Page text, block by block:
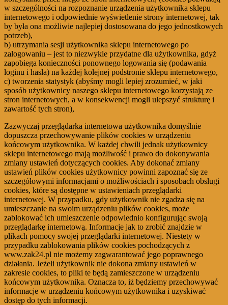
w szczególności na rozpoznanie urządzenia użytkownika sklepu
internetowego i odpowiednie wyświetlenie strony internetowej, tak
by była ona możliwie najlepiej dostosowana do jego jednostkowych
potrzeb),
b) utrzymania sesji użytkownika sklepu internetowego po
zalogowaniu – jest to niezwykle przydatne dla użytkownika, gdyż
zapobiega konieczności ponownego logowania się (podawania
loginu i hasła) na każdej kolejnej podstronie sklepu internetowego,
c) tworzenia statystyk (abyśmy mogli lepiej zrozumieć, w jaki
sposób użytkownicy naszego sklepu internetowego korzystają ze
stron internetowych, a w konsekwencji mogli ulepszyć strukturę i
zawartość tych stron),
Zazwyczaj przeglądarka internetowa użytkownika domyślnie
dopuszcza przechowywanie plików cookies w urządzeniu
końcowym użytkownika. W każdej chwili jednak użytkownicy
sklepu internetowego mają możliwość i prawo do dokonywania
zmiany ustawień dotyczących cookies. Aby dokonać zmiany
ustawień plików cookies użytkownicy powinni zapoznać się ze
szczegółowymi informacjami o możliwościach i sposobach obsługi
cookies, które są dostępne w ustawieniach przeglądarki
internetowej. W przypadku, gdy użytkownik nie zgadza się na
umieszczanie na swoim urządzeniu plików cookies, może
zablokować ich umieszczenie odpowiednio konfigurując swoją
przeglądarkę internetową. Informacje jak to zrobić znajdzie w
plikach pomocy swojej przeglądarki internetowej. Niestety w
przypadku zablokowania plików cookies pochodzących z
www.zak24.pl nie możemy zagwarantować jego poprawnego
działania. Jeżeli użytkownik nie dokona zmiany ustawień w
zakresie cookies, to pliki te będą zamieszczone w urządzeniu
końcowym użytkownika. Oznacza to, iż będziemy przechowywać
informacje w urządzeniu końcowym użytkownika i uzyskiwać
dostęp do tych informacji.